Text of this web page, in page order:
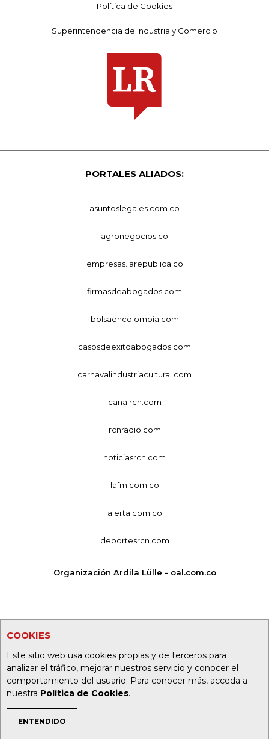
COOKIES
Este sitio web usa cookies propias y de terceros para
analizar el tráfico, mejorar nuestros servicio y conocer el
comportamiento del usuario. Para conocer más, acceda a
nuestra Política de Cookies.
ENTENDIDO
TEMAS DE INTERÉS
Política de Cookies
Superintendencia de Industria y Comercio
PORTALES ALIADOS:
asuntoslegales.com.co
agronegocios.co
empresas.larepublica.co
firmasdeabogados.com
bolsaencolombia.com
casosdeexitoabogados.com
carnavalindustriacultural.com
canalrcn.com
rcnradio.com
noticiasrcn.com
lafm.com.co
alerta.com.co
deportesrcn.com
Organización Ardila Lülle - oal.com.co